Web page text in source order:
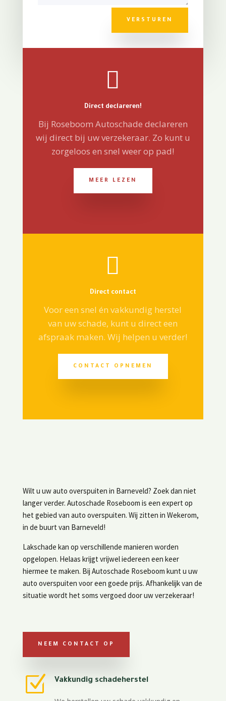
VERSTUREN

Direct declareren!
Bij Roseboom Autoschade declareren
wij direct bij uw verzekeraar. Zo kunt u
zorgeloos en snel weer op pad!
MEER LEZEN

Direct contact
Voor een snel én vakkundig herstel
van uw schade, kunt u direct een
afspraak maken. Wij helpen u verder!
CONTACT OPNEMEN
Wilt u uw auto overspuiten in Barneveld? Zoek dan niet
langer verder. Autoschade Roseboom is een expert op
het gebied van auto overspuiten. Wij zitten in Wekerom,
in de buurt van Barneveld!
Lakschade kan op verschillende manieren worden
opgelopen. Helaas krijgt vrijwel iedereen een keer
hiermee te maken. Bij Autoschade Roseboom kunt u uw
auto overspuiten voor een goede prijs. Afhankelijk van de
situatie wordt het soms vergoed door uw verzekeraar!
NEEM CONTACT OP
Z Vakkundig schadeherstel